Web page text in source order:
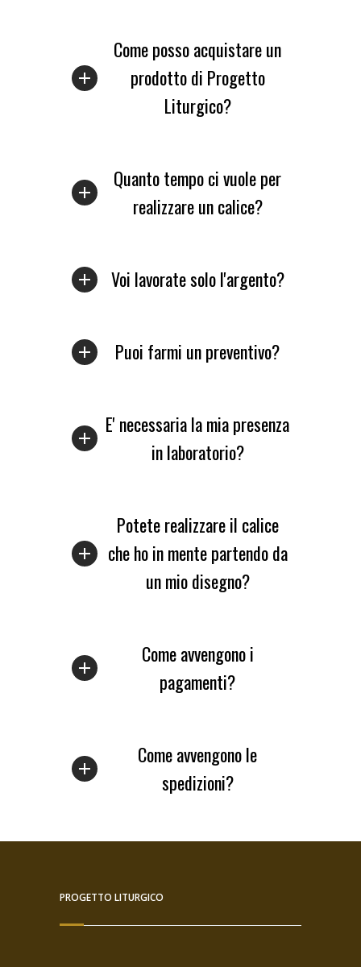
Come posso acquistare un
prodotto di Progetto
Liturgico?
Quanto tempo ci vuole per
realizzare un calice?
Voi lavorate solo l'argento?
Puoi farmi un preventivo?
E' necessaria la mia presenza
in laboratorio?
Potete realizzare il calice
che ho in mente partendo da
un mio disegno?
Come avvengono i
pagamenti?
Come avvengono le
spedizioni?
PROGETTO LITURGICO